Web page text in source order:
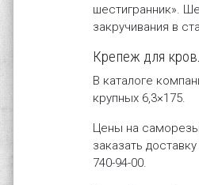
шестигранник».
закручивания в
Крепеж для
В каталоге
крупных 6,3×175.
Цены на
заказать
740-94-00.